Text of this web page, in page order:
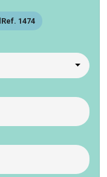
Ref. 1474